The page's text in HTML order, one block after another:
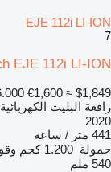
EJE 112i LI-ION
7
EJE 112i LI-ION
€1,600 ≈ $1,849
رافعة البليت الكهربائية
2020
441 متر / ساعة
حمولة 1.200 كجم
540 ملم